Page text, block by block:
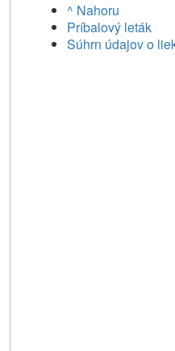
^ Nahoru
Príbalový leták
Súhrn údajov o